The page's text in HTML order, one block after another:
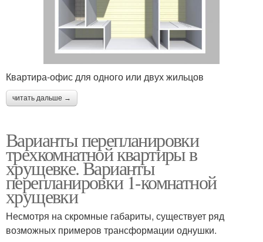
Квартира-офис для одного или двух жильцов
читать дальше →
Варианты перепланировки
трехкомнатной квартиры в
хрущевке. Варианты
перепланировки 1-комнатной
хрущевки
Несмотря на скромные габариты, существует ряд
возможных примеров трансформации однушки.